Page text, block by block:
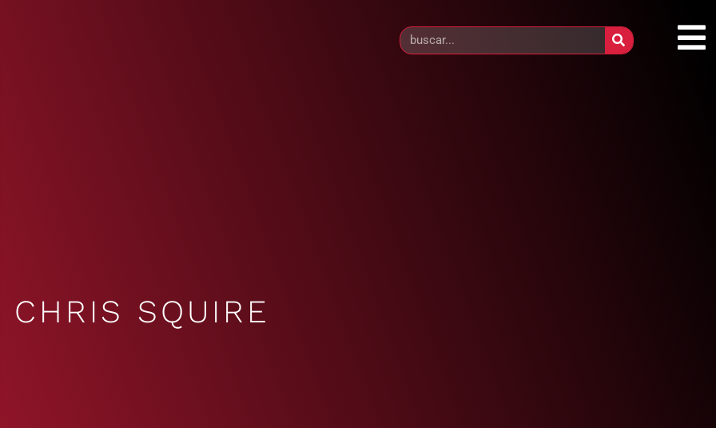
CHRIS SQUIRE